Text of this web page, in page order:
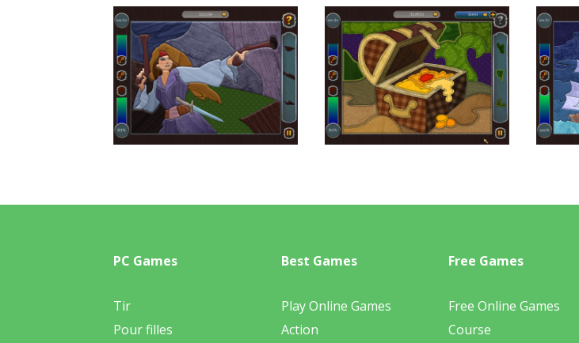
PC Games
Tir
Pour filles
Best Games
Play Online Games
Action
Free Games
Free Online Games
Course